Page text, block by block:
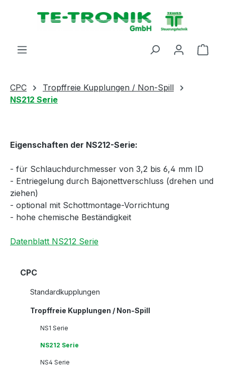
springen
CPC
Tropffreie Kupplungen / Non-Spill
NS212 Serie
Eigenschaften der NS212-Serie:
- für Schlauchdurchmesser von 3,2 bis 6,4 mm ID
- Entriegelung durch Bajonettverschluss (drehen und
ziehen)
- optional mit Schottmontage-Vorrichtung
- hohe chemische Beständigkeit
Datenblatt NS212 Serie
CPC
Standardkupplungen
Tropffreie Kupplungen / Non-Spill
NS1 Serie
NS212 Serie
NS4 Serie